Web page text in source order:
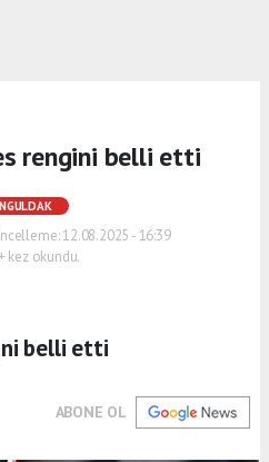
rengini belli etti
12.08.2025 - 16:39
kez okundu.
belli etti
ABONE OL